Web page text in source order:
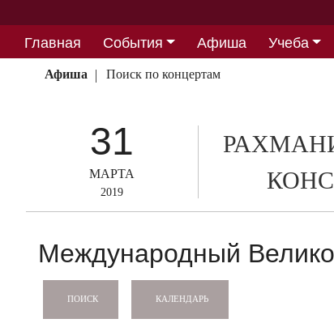
Главная События Афиша Учеба
Партнерство
Афиша Поиск по концертам
31
МАРТА
2019
Международный
ПОИСК КАЛЕНДАРЬ